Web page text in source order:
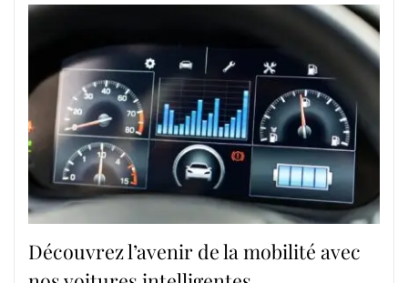
Découvrez l’avenir de la mobilité avec